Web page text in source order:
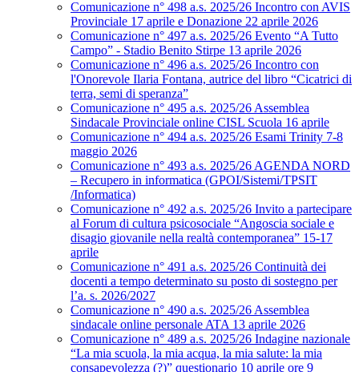
Comunicazione n° 498 a.s. 2025/26 Incontro con AVIS
Provinciale 17 aprile e Donazione 22 aprile 2026
Comunicazione n° 497 a.s. 2025/26 Evento “A Tutto
Campo” - Stadio Benito Stirpe 13 aprile 2026
Comunicazione n° 496 a.s. 2025/26 Incontro con
l'Onorevole Ilaria Fontana, autrice del libro “Cicatrici di
terra, semi di speranza”
Comunicazione n° 495 a.s. 2025/26 Assemblea
Sindacale Provinciale online CISL Scuola 16 aprile
Comunicazione n° 494 a.s. 2025/26 Esami Trinity 7-8
maggio 2026
Comunicazione n° 493 a.s. 2025/26 AGENDA NORD
– Recupero in informatica (GPOI/Sistemi/TPSIT
/Informatica)
Comunicazione n° 492 a.s. 2025/26 Invito a partecipare
al Forum di cultura psicosociale “Angoscia sociale e
disagio giovanile nella realtà contemporanea” 15-17
aprile
Comunicazione n° 491 a.s. 2025/26 Continuità dei
docenti a tempo determinato su posto di sostegno per
l’a. s. 2026/2027
Comunicazione n° 490 a.s. 2025/26 Assemblea
sindacale online personale ATA 13 aprile 2026
Comunicazione n° 489 a.s. 2025/26 Indagine nazionale
“La mia scuola, la mia acqua, la mia salute: la mia
consapevolezza (?)” questionario 10 aprile ore 9